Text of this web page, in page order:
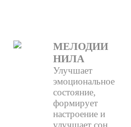
МЕЛОДИИ
НИЛА
Улучшает
эмоциональное
состояние,
формирует
настроение и